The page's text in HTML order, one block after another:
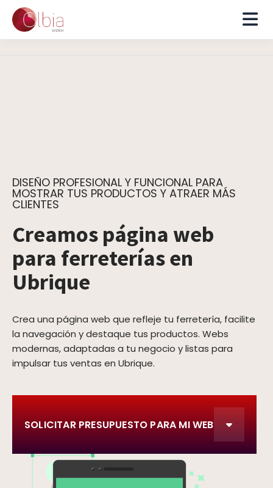
DISEÑO PROFESIONAL Y FUNCIONAL PARA
MOSTRAR TUS PRODUCTOS Y ATRAER MÁS
CLIENTES
Creamos página web
para ferreterías en
Ubrique
Crea una página web que refleje tu ferretería, facilite
la navegación y destaque tus productos. Webs
modernas, adaptadas a tu negocio y listas para
impulsar tus ventas en Ubrique.
SOLICITAR PRESUPUESTO PARA MI WEB